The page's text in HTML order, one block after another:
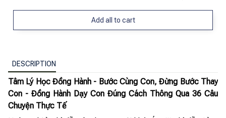
Add all to cart
DESCRIPTION
Tâm Lý Học Đồng Hành - Bước Cùng Con, Đừng Bước Thay
Con - Đồng Hành Dạy Con Đúng Cách Thông Qua 36 Câu
Chuyện Thực Tế